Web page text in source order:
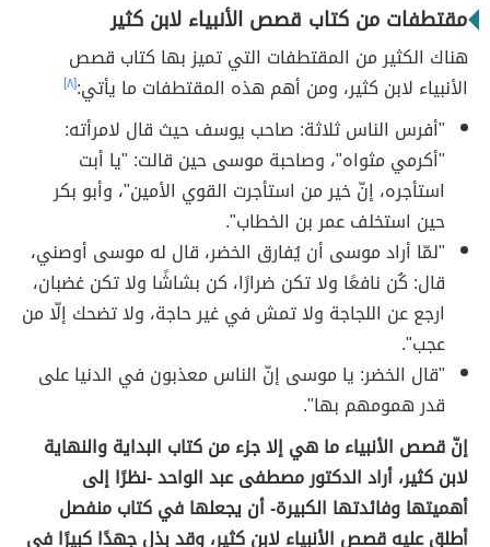
مقتطفات من كتاب قصص الأنبياء لابن كثير
هناك الكثير من المقتطفات التي تميز بها كتاب قصص
الأنبياء لابن كثير، ومن أهم هذه المقتطفات ما يأتي:[٨]
"أفرس الناس ثلاثة: صاحب يوسف حيث قال لامرأته:
"أكرمي مثواه"، وصاحبة موسى حين قالت: "يا أبت
استأجره، إنّ خير من استأجرت القوي الأمين"، وأبو بكر
حين استخلف عمر بن الخطاب".
"لمّا أراد موسى أن يُفارق الخضر، قال له موسى أوصني،
قال: كُن نافعًا ولا تكن ضرارًا، كن بشاشًا ولا تكن غضبان،
ارجع عن اللجاجة ولا تمش في غير حاجة، ولا تضحك إلّا من
عجب".
"قال الخضر: يا موسى إنّ الناس معذبون في الدنيا على
قدر همومهم بها".
إنّ قصص الأنبياء ما هي إلا جزء من كتاب البداية والنهاية
لابن كثير، أراد الدكتور مصطفى عبد الواحد -نظرًا إلى
أهميتها وفائدتها الكبيرة- أن يجعلها في كتاب منفصل
أطلق عليه قصص الأنبياء لابن كثير، وقد بذل جهدًا كبيرًا في